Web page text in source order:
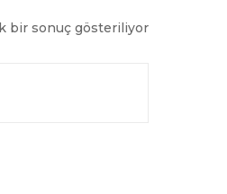
bir sonuç gösteriliyor